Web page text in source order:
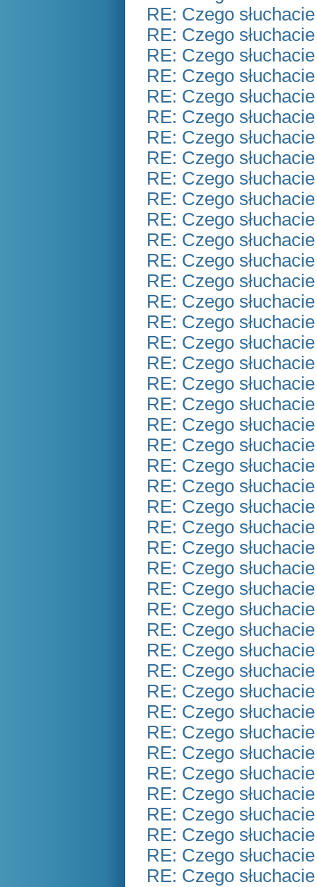
RE: Czego
RE: Czego
RE: Czego
RE: Czego
RE: Czego
RE: Czego
RE: Czego
RE: Czego
RE: Czego
RE: Czego
RE: Czego
RE: Czego
RE: Czego
RE: Czego
RE: Czego
RE: Czego
RE: Czego
RE: Czego
RE: Czego
RE: Czego
RE: Czego
RE: Czego
RE: Czego
RE: Czego
RE: Czego
RE: Czego
RE: Czego
RE: Czego
RE: Czego
RE: Czego
RE: Czego
RE: Czego
RE: Czego
RE: Czego
RE: Czego
RE: Czego
RE: Czego
RE: Czego
RE: Czego
RE: Czego
RE: Czego
RE: Czego
RE: Czego